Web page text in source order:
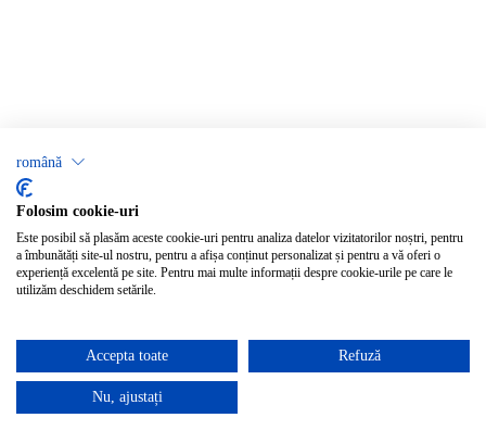
română
Folosim cookie-uri
Este posibil să plasăm aceste cookie-uri pentru analiza datelor vizitatorilor noștri, pentru
a îmbunătăți site-ul nostru, pentru a afișa conținut personalizat și pentru a vă oferi o
experiență excelentă pe site. Pentru mai multe informații despre cookie-urile pe care le
utilizăm deschidem setările.
Accepta toate Refuză
Nu, ajustați